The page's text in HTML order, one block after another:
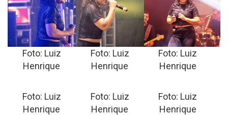
Foto: Luiz
Henrique
Foto: Luiz
Henrique
Foto: Luiz
Henrique
Foto: Luiz
Henrique
Foto: Luiz
Henrique
Foto: Luiz
Henrique